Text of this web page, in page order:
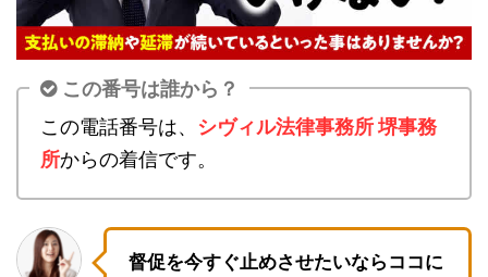
この番号は誰から？
この電話番号は、 シヴィル法律事務所 堺事務
所からの着信です。
督促を今すぐ止めさせたいならココに